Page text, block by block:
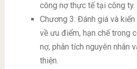
công nợ thực tế tại công ty.
Chương 3: Đánh giá và
về ưu điểm, hạn chế trong
nợ, phân tích nguyên nhân
thiện.